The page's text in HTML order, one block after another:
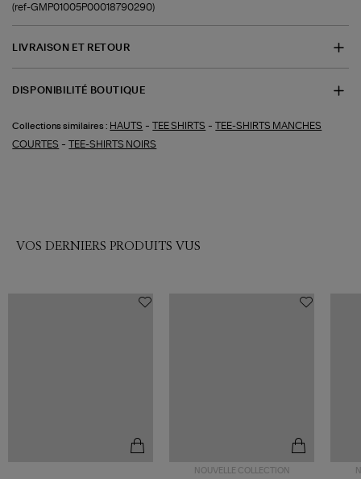
(ref-GMP01005P00018790290)
LIVRAISON ET RETOUR
DISPONIBILITÉ BOUTIQUE
Collections similaires : HAUTS -TEE SHIRTS -TEE-SHIRTS MANCHES
COURTES -TEE-SHIRTS NOIRS
VOS DERNIERS PRODUITS VUS
NOUVELLE COLLECTION